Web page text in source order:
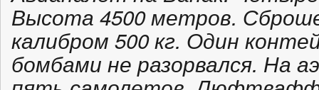
Высота 4500 метров.
калибром 500 кг. Один
бомбами не разорвался. На